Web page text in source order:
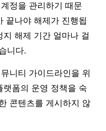
정을 관리하기 때문
끝나야 해제가 진행됩
해제 기간 얼마나 걸
니다.
니티 가이드라인을 위
폼의 운영 정책을 숙
콘텐츠를 게시하지 않